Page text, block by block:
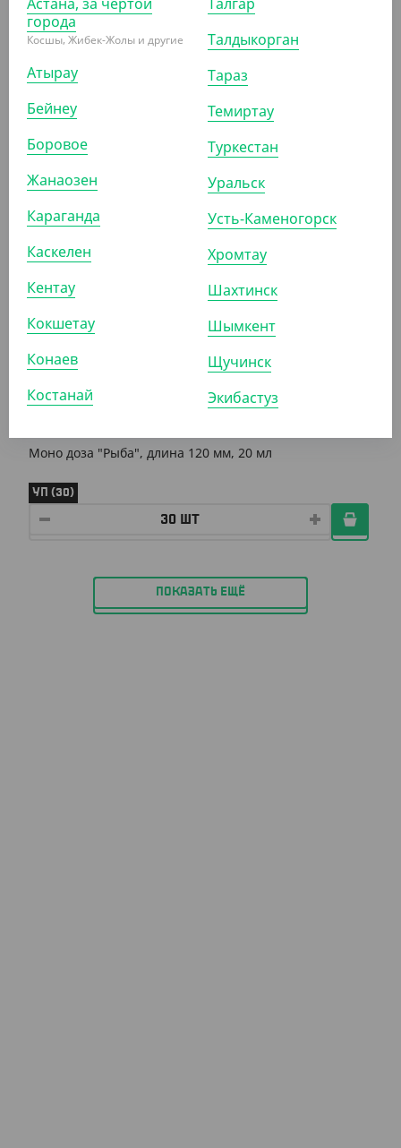
-20%
3 590
Фуршетное блюдце "Запятая", 30 мл
УП (50)
-20%
1 800₸
Моно доза "Рыба", длина 120 мм, 20 мл
УП (30)
ПОКАЗАТЬ ЕЩЁ
города
Косшы, Жибек-Жолы и другие
Атырау
Бейнеу
Боровое
Жанаозен
Караганда
Каскелен
Кентау
Кокшетау
Конаев
Костанай
Талдыкорган
Тараз
Темиртау
Туркестан
Уральск
Усть-Каменогорск
Хромтау
Шахтинск
Шымкент
Щучинск
Экибастуз